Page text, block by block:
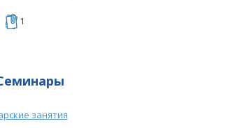
1
занятия